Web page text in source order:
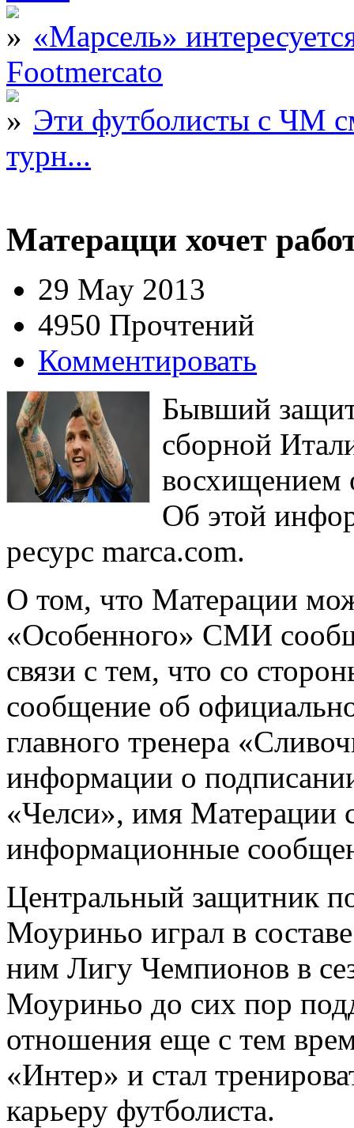
«Марсель»
Footmercato
Эти футболисты с ЧМ
турн...
Матерацци хочет
29 May 2013
4950 Прочтений
Комментировать
Бывший
сборной
восхищением
Об этой
ресурс marca.com.
О том, что Матерации
«Особенного» СМИ
связи с тем, что со
сообщение об
главного тренера
информации о
«Челси», имя Матерации
информационные
Центральный защитник
Моуриньо играл в
ним Лигу Чемпионов в
Моуриньо до сих пор
отношения еще с тем
«Интер» и стал
карьеру футболиста.